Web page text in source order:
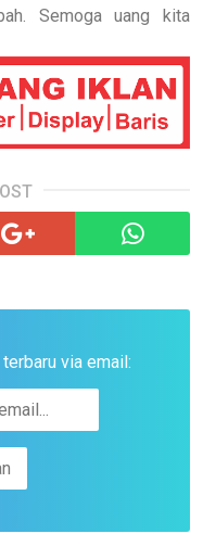
Semoga uang kita
via email: